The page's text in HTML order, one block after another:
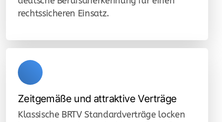
rechtssicheren Einsatz.
Zeitgemäße und attraktive Verträge
Klassische BRTV Standardverträge locken
Data Management / smart sourcing
IFA Produktdatenverwaltung
Wehrpharmazie
Interessenvertretung